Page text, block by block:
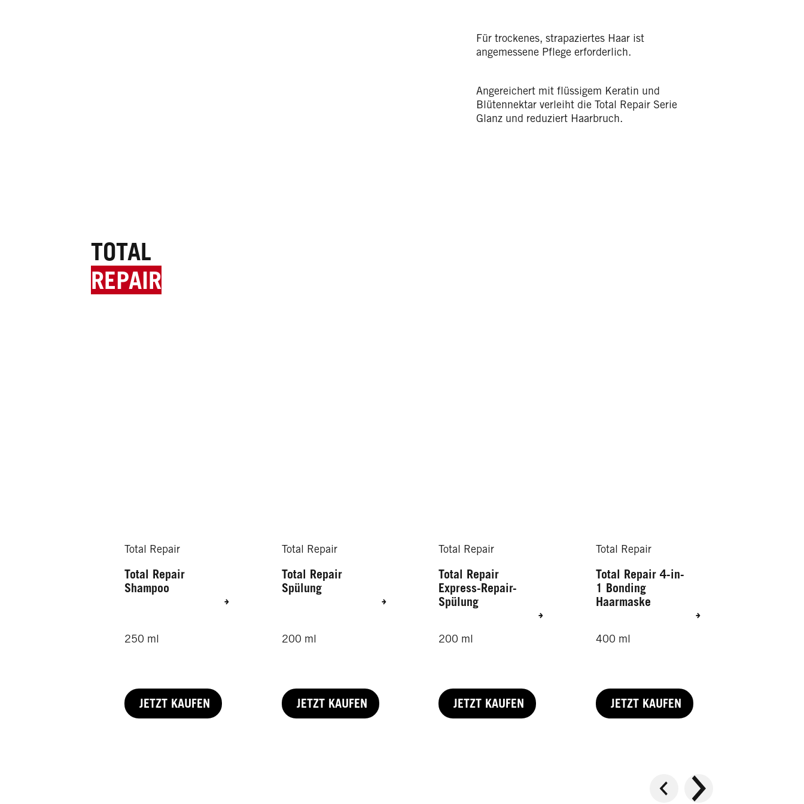
Für trockenes, strapaziertes Haar ist
angemessene Pflege erforderlich.
Angereichert mit flüssigem Keratin und
Blütennektar verleiht die Total Repair Serie
Glanz und reduziert Haarbruch.
TOTAL
REPAIR
Total Repair
Total Repair
Shampoo
250 ml
JETZT KAUFEN
Total Repair
Total Repair
Spülung
200 ml
JETZT KAUFEN
Total Repair
Total Repair
Express-Repair-
Spülung
200 ml
JETZT KAUFEN
Total Repair
Total Repair 4-in-
1 Bonding
Haarmaske
400 ml
JETZT KAUFEN